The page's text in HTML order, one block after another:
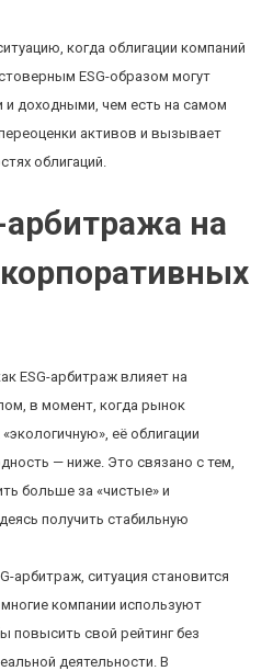
когда облигации компаний
ESG-образом могут
и доходными, чем есть на самом
активов и вызывает
облигаций.
на
ESG-арбитраж влияет на
в момент, когда рынок
её облигации
— ниже. Это связано с тем,
больше за «чистые» и
получить стабильную
арбитраж, ситуация становится
компании используют
повысить свой рейтинг без
деятельности. В